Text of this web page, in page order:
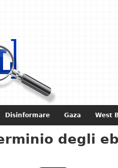
Disinformare Gaza West
Israele
degli